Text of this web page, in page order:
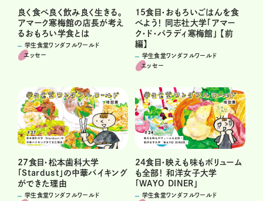
良く食べ良く飲み良く生きる。
アマーク寒梅館の店長が考え
るおもろい学食とは
学生食堂ワンダフルワールド
エッセー
15食目・おもろいごはんを食
べよう！ 同志社大学「アマー
ク・ド・パラディ寒梅館」 【前
編】
学生食堂ワンダフルワールド
エッセー
27食目・松本歯科大学
「Stardust」の中華バイキング
ができた理由
学生食堂ワンダフルワールド
24食目・映えも味もボリューム
も全部！ 和洋女子大学
「WAYO DINER」
学生食堂ワンダフルワールド